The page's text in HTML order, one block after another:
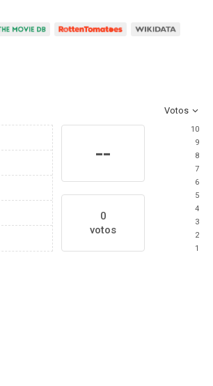
Votos
--
0
votos
10
9
8
7
6
5
4
3
2
1